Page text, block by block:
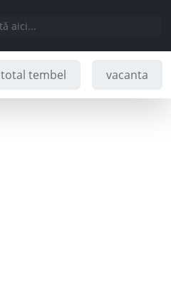
total tembel vacanta